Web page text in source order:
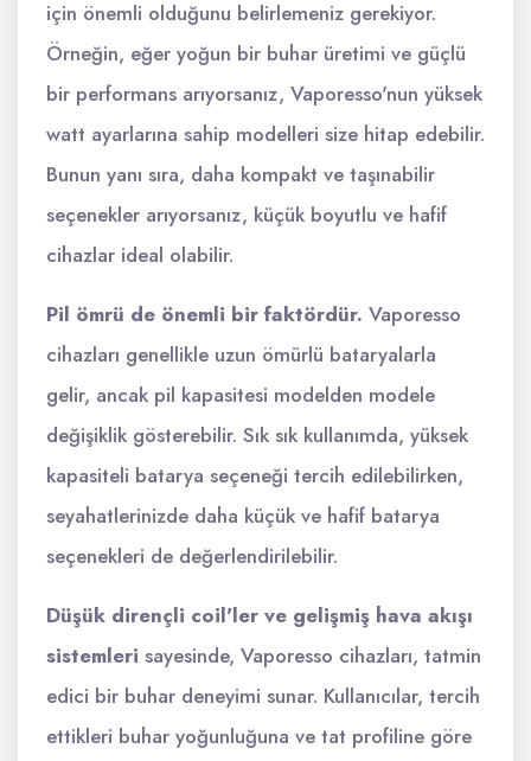
için önemli olduğunu belirlemeniz gerekiyor.
Örneğin, eğer yoğun bir buhar üretimi ve güçlü
bir performans arıyorsanız, Vaporesso'nun yüksek
watt ayarlarına sahip modelleri size hitap edebilir.
Bunun yanı sıra, daha kompakt ve taşınabilir
seçenekler arıyorsanız, küçük boyutlu ve hafif
cihazlar ideal olabilir.
Pil ömrü de önemli bir faktördür. Vaporesso
cihazları genellikle uzun ömürlü bataryalarla
gelir, ancak pil kapasitesi modelden modele
değişiklik gösterebilir. Sık sık kullanımda, yüksek
kapasiteli batarya seçeneği tercih edilebilirken,
seyahatlerinizde daha küçük ve hafif batarya
seçenekleri de değerlendirilebilir.
Düşük dirençli coil'ler ve gelişmiş hava akışı
sistemleri sayesinde, Vaporesso cihazları, tatmin
edici bir buhar deneyimi sunar. Kullanıcılar, tercih
ettikleri buhar yoğunluğuna ve tat profiline göre